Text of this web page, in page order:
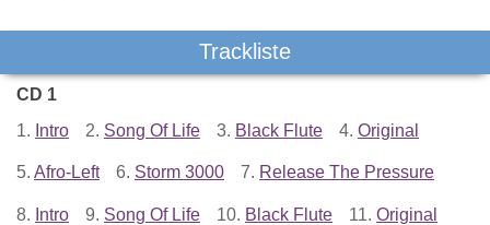
Trackliste
CD 1
1. Intro 2. Song Of Life 3. Black Flute 4. Original
5. Afro-Left 6. Storm 3000 7. Release The Pressure
8. Intro 9. Song Of Life 10. Black Flute 11. Original